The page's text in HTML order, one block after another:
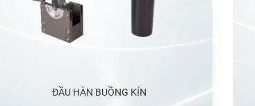
ĐẦU HÀN BUỒNG KÍN
BH5: 3.175-15.875mm
BH10: 6,35-25,4mm